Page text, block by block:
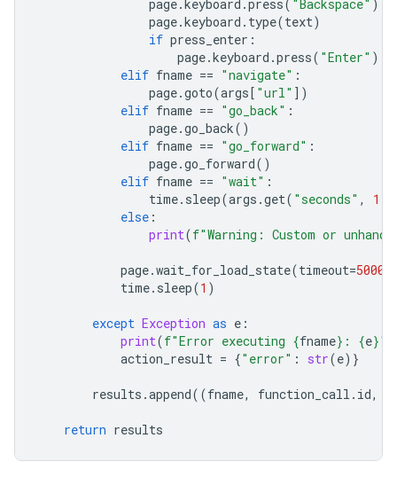
page. keyboard .press( "Backspace" )
page.keyboard . type(text)
if press_enter :
page.keyboard .press( "Enter" )
elif fname == "navigate" :
page.goto(args[ "url" ])
elif fname == "go_back" :
page.go_back()
elif fname == "go_forward" :
page.go_forward()
elif fname == "wait" :
time. sleep(args .get( "seconds" , 1
else :
print(f"Warning: Custom or
page.wait_for_load_state(timeout=5000
time. sleep(1 )
except Exception as e :
print(f"Error executing {fname} : {e}"
action_result = {"error" : str(e)}
results .append((fname, function_call . id,
return results